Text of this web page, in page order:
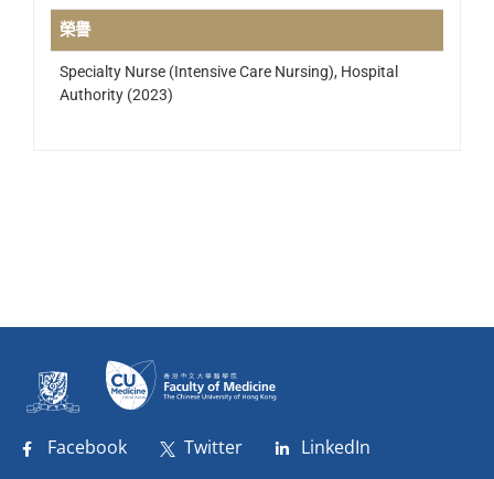
榮譽
Specialty Nurse (Intensive Care Nursing), Hospital
Authority (2023)
Facebook Twitter LinkedIn